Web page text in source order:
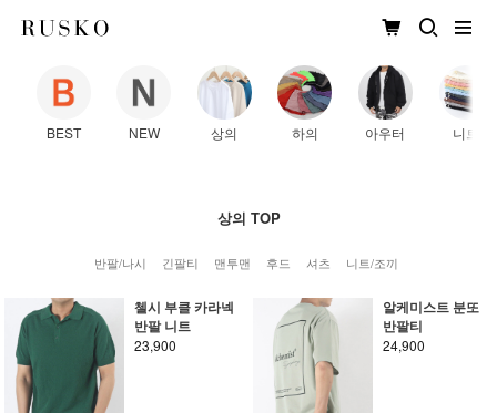
BEST NEW 상의 하의 아우터 니트
상의 TOP
반팔/나시 긴팔티 맨투맨 후드 셔츠 니트/조끼
첼시 부클 카라넥
반팔 니트
23,900
알케미스트 분또
반팔티
24,900